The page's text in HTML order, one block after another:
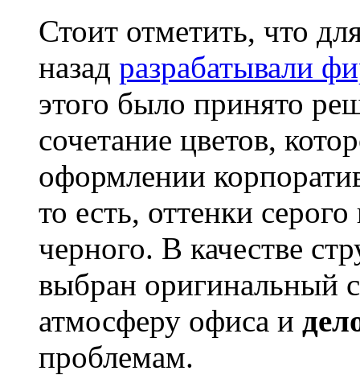
Стоит отметить, что
назад разрабатывали
этого было принято
сочетание цветов,
оформлении
то есть, оттенки
черного. В качестве
выбран оригинальный
атмосферу офиса и
проблемам.